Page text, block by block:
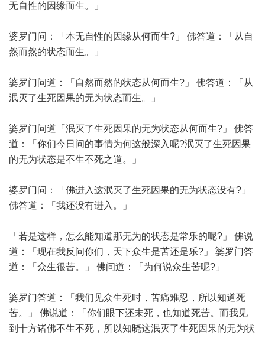
无自性的因缘而生。」
婆罗门问：「本无自性的因缘从何而生?」 佛答道：「从自
然而然的状态而生。」
婆罗门问道：「自然而然的状态从何而生?」 佛答道：「从
泯灭了生死因果的无为状态而生。」
婆罗门问道「泯灭了生死因果的无为状态从何而生?」 佛答
道：「你们今日问的事情为何这般深入呢?泯灭了生死因果
的无为状态是不生不死之道。」
婆罗门问：「佛进入这泯灭了生死因果的无为状态没有?」
佛答道：「我还没有进入。」
「若是这样，怎么能知道那无为的状态是常乐的呢?」 佛说
道：「现在我反问你们，天下众生是苦还是乐?」 婆罗门答
道：「众生很苦。」 佛问道：「为何说众生苦呢?」
婆罗门答道：「我们见众生死时，苦痛难忍，所以知道死
苦。」 佛说道：「你们眼下还未死，也知道死苦。而我见
到十方诸佛不生不死，所以知晓这泯灭了生死因果的无为状